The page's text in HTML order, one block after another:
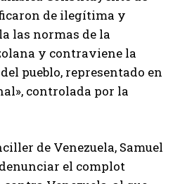
de ilegítima y
las normas de la
y contraviene la
pueblo, representado en
controlada por la
de Venezuela, Samuel
el complot